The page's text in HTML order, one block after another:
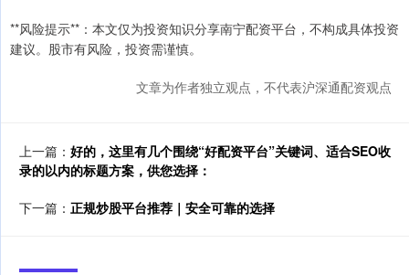
**风险提示**：本文仅为投资知识分享南宁配资平台，不构成具体投资
建议。股市有风险，投资需谨慎。
文章为作者独立观点，不代表沪深通配资观点
上一篇： 好的，这里有几个围绕“好配资平台”关键词、适合SEO收
录的以内的标题方案，供您选择：
下一篇： 正规炒股平台推荐｜安全可靠的选择